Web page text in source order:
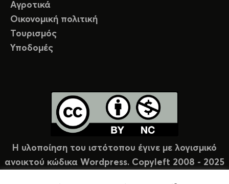
Αγροτικά
Οικονομική πολιτική
Τουρισμός
Υποδομές
Η υλοποίηση του ιστότοπου έγινε με λογισμικό
ανοικτού κώδικα Wordpress. Copyleft 2008 - 2025